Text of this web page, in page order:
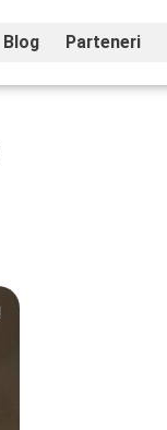
Blog Parteneri